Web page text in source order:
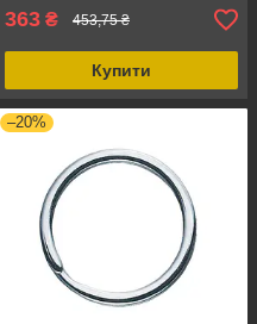
363 ₴ 453,75 ₴
Купити
–20%